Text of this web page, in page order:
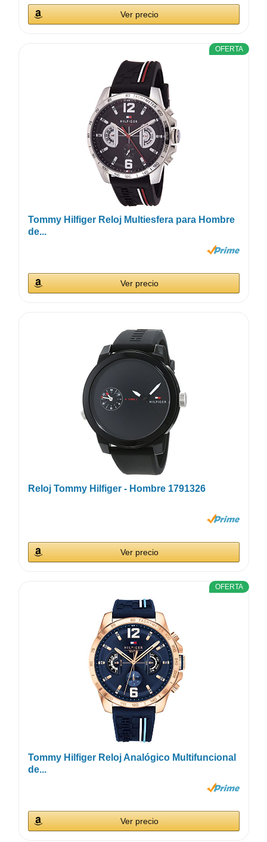
Ver precio
OFERTA
Tommy Hilfiger Reloj Multiesfera para Hombre
de...
Ver precio
Reloj Tommy Hilfiger - Hombre 1791326
Ver precio
OFERTA
Tommy Hilfiger Reloj Analógico Multifuncional
de...
Ver precio